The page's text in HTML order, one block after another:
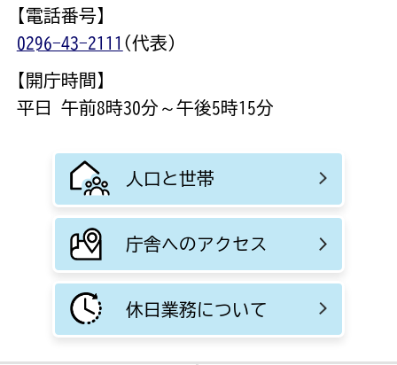
【電話番号】
0296-43-2111 (代表)
【開庁時間】
平日 午前8時30分～午後5時15分
人口と世帯
庁舎へのアクセス
休日業務について